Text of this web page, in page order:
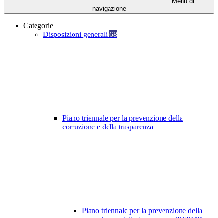
navigazione
Categorie
Disposizioni generali 68
Piano triennale per la prevenzione della
corruzione e della trasparenza
Piano triennale per la prevenzione della